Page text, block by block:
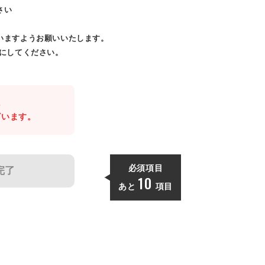
い
すようお願いいたします。
してください。
ます。
了 必須項目
あと 10 項目